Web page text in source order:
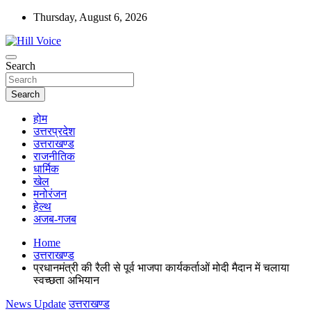
Skip
content
Thursday, August 6, 2026
Hill Voice
न्यूज़ पोर्टल
Search
Search
होम
उत्तरप्रदेश
उत्तराखण्ड
राजनीतिक
धार्मिक
खेल
मनोरंजन
हेल्थ
अजब-गजब
Home
उत्तराखण्ड
प्रधानमंत्री की रैली से पूर्व भाजपा कार्यकर्ताओं मोदी मैदान में चलाया
स्वच्छता अभियान
News Update उत्तराखण्ड